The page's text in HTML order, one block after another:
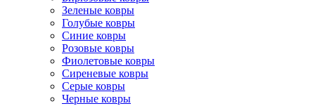
Зеленые ковры
Голубые ковры
Синие ковры
Розовые ковры
Фиолетовые ковры
Сиреневые ковры
Серые ковры
Черные ковры